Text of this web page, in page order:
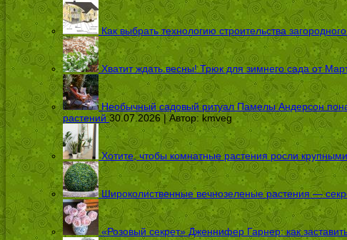
Как выбрать технологию строительства
Хватит ждать весны! Трюк для зимнего сада от
Необычный садовый ритуал Памелы Андерсон
растений 30.07.2026 | Автор: kmveg
Хотите, чтобы комнатные растения росли
Широколиственные вечнозеленые растения —
«Розовый секрет» Дженнифер Гарнер: как